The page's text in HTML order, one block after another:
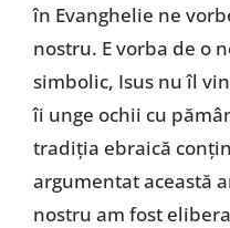
în Evanghelie ne
nostru. E vorba de o
simbolic, Isus nu îl
îi unge ochii cu
tradiția ebraică
argumentat această
nostru am fost